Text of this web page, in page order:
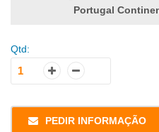
Portugal
Qtd:
PEDIR INFORMAÇÃO